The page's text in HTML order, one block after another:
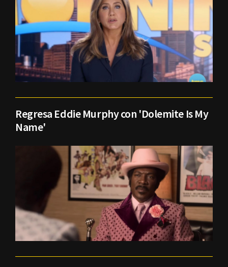
Regresa Eddie Murphy con 'Dolemite Is My
Name'